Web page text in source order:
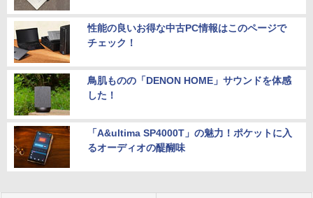
性能の良いお得な中古PC情報はこのページで
チェック！
鳥肌ものの「DENON HOME」サウンドを体感
した！
「A&ultima SP4000T」の魅力！ポケットに入
るオーディオの醍醐味